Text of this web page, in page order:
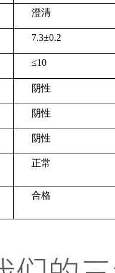
澄清
7.3±0.2
≤10
阴性
阴性
阴性
正常
合格